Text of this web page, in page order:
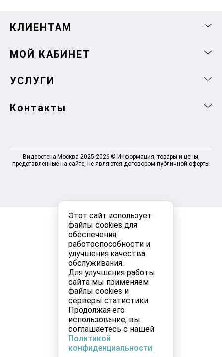
Этот сайт использует
файлы cookies для
обеспечения
работоспособности и
улучшения качества
обслуживания.
Для улучшения работы
сайта мы применяем
файлы cookies и
серверы статистики.
Продолжая его
использование, вы
соглашаетесь с нашей
Политикой
конфиденциальности
КЛИЕНТАМ
МОЙ КАБИНЕТ
УСЛУГИ
Контакты
Видеостена Москва 2025-2026 © Информация, товары и цены,
представленные на сайте, не являются договором публичной оферты